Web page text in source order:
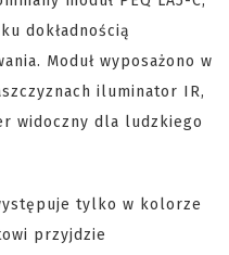
dokładnością
Moduł wyposażono w
iluminator IR,
widoczny dla ludzkiego
tylko w kolorze
przyjdzie